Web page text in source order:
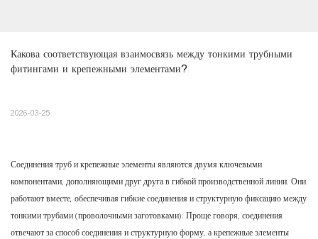
Какова соответствующая взаимосвязь между тонкими трубными
фитингами и крепежными элементами?
2026-03-25
Соединения труб и крепежные элементы являются двумя ключевыми
компонентами, дополняющими друг друга в гибкой производственной линии. Они
работают вместе, обеспечивая гибкие соединения и структурную фиксацию между
тонкими трубами (проволочными заготовками). Проще говоря, соединения
отвечают за способ соединения и структурную форму, а крепежные элементы